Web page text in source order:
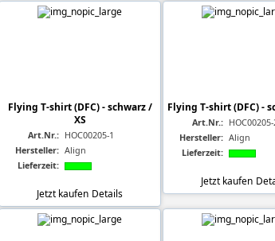
Flying T-shirt (DFC) - schwarz /
XS
Art.Nr.: HOC00205-1
Hersteller: Align
Lieferzeit:
Jetzt kaufen Details
Flying T-shirt (DFC) -
Art.Nr.:
Hersteller: Align
Lieferzeit:
Jetzt kaufen